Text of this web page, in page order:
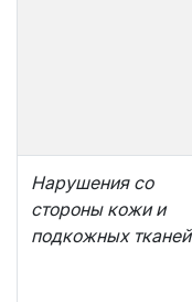
Нарушения со
стороны кожи и
подкожных тканей